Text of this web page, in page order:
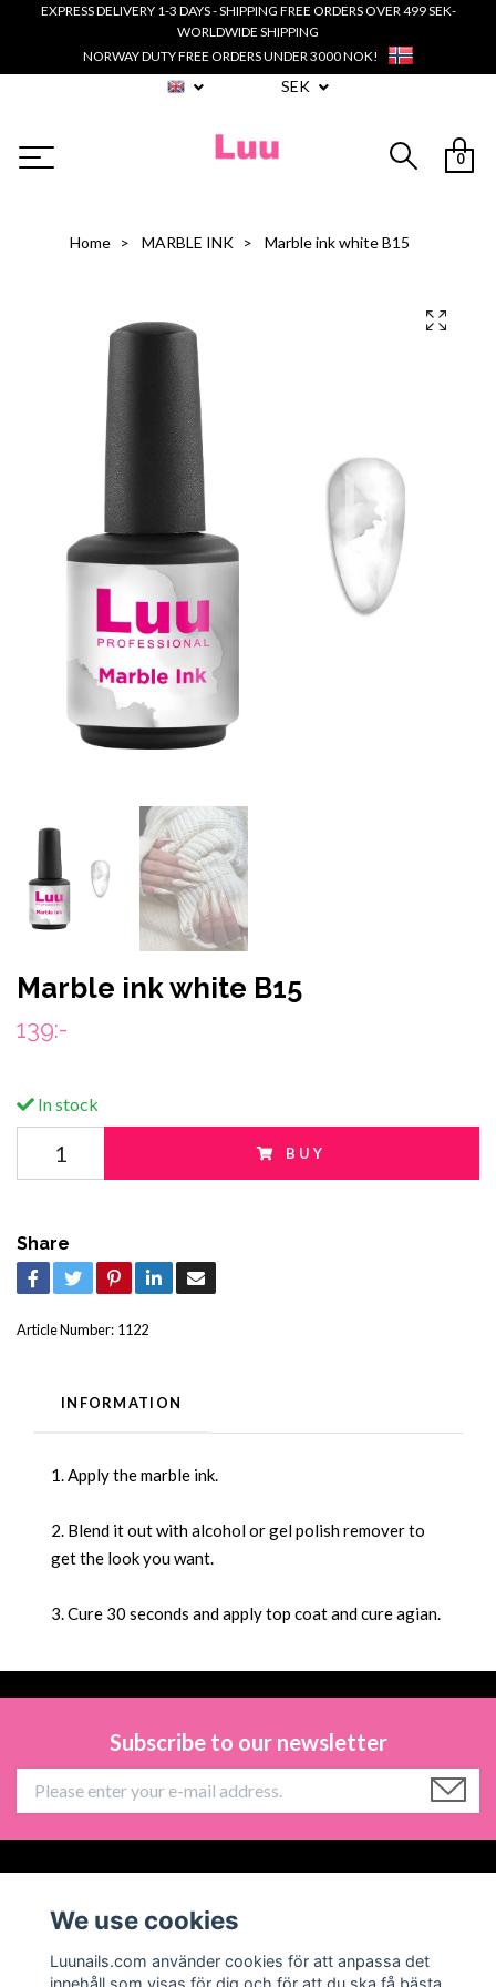
EXPRESS DELIVERY 1-3 DAYS - SHIPPING FREE ORDERS OVER 499 SEK-
WORLDWIDE SHIPPING
NORWAY DUTY FREE ORDERS UNDER 3000 NOK!
SEK
0
Home MARBLE INK Marble ink white B15
Marble ink white B15
139:-
In stock
BUY
Share
Article Number: 1122
INFORMATION
1. Apply the marble ink.
2. Blend it out with alcohol or gel polish remover to
get the look you want.
3. Cure 30 seconds and apply top coat and cure agian.
Subscribe to our newsletter
Social Media
We use cookies
Luunails.com använder cookies för att anpassa det
innehåll som visas för dig och för att du ska få bästa